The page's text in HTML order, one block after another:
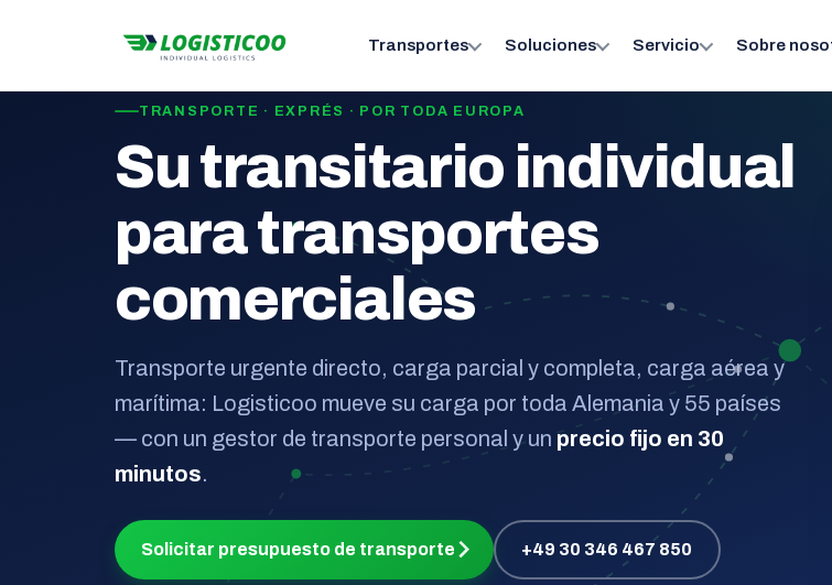
Transportes Soluciones Servicio Sobre
TRANSPORTE · EXPRÉS · POR TODA EUROPA
Su transitario individual
para transportes
comerciales
Transporte urgente directo, carga parcial y completa, carga aérea y
marítima: Logisticoo mueve su carga por toda Alemania y 55 países
— con un gestor de transporte personal y un precio fijo en 30
minutos.
Solicitar presupuesto de transporte +49 30 346 467 850